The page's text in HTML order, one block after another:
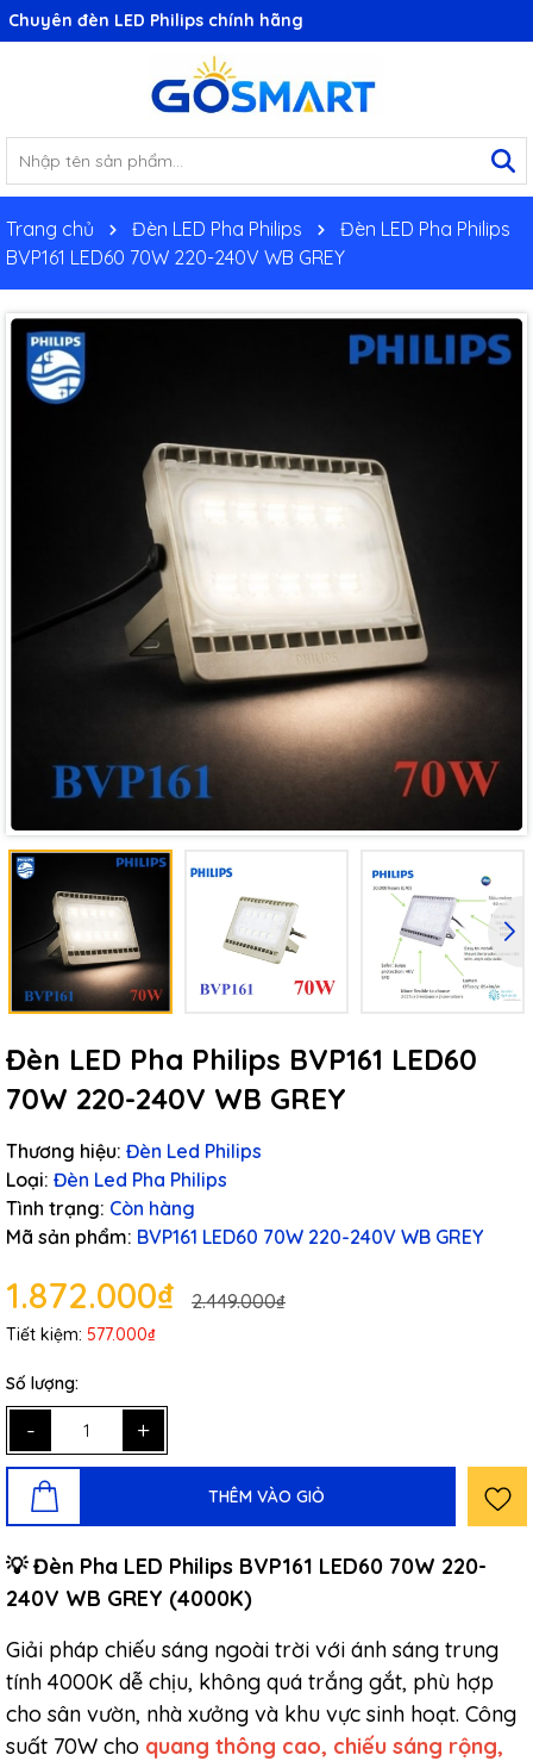
Chuyên đèn LED Philips chính hãng
Trang chủ Đèn LED Pha Philips
Đèn LED Pha Philips
BVP161 LED60 70W 220-240V WB GREY
Đèn LED Pha Philips BVP161 LED60
70W 220-240V WB GREY
Thương hiệu: Đèn Led Philips
Loại: Đèn Led Pha Philips
Tình trạng: Còn hàng
Mã sản phẩm: BVP161 LED60 70W 220-240V WB GREY
1.872.000₫ 2.449.000₫
Tiết kiệm: 577.000₫
Số lượng:
- +
THÊM VÀO GIỎ
💡 Đèn Pha LED Philips BVP161 LED60 70W 220-
240V WB GREY (4000K)
Giải pháp chiếu sáng ngoài trời với ánh sáng trung
tính 4000K dễ chịu, không quá trắng gắt, phù hợp
cho sân vườn, nhà xưởng và khu vực sinh hoạt. Công
suất 70W cho quang thông cao, chiếu sáng rộng,